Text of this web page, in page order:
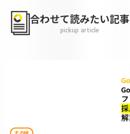
合わせて読みたい記事
pickup article